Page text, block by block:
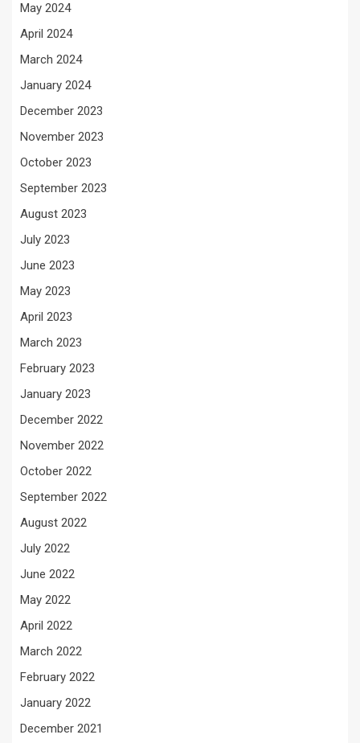
May 2024
April 2024
March 2024
January 2024
December 2023
November 2023
October 2023
September 2023
August 2023
July 2023
June 2023
May 2023
April 2023
March 2023
February 2023
January 2023
December 2022
November 2022
October 2022
September 2022
August 2022
July 2022
June 2022
May 2022
April 2022
March 2022
February 2022
January 2022
December 2021